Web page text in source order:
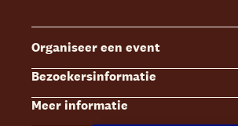
Organiseer een event
Events
Zalenoverzicht
Bezoekersinformatie
Kaartverkoop
Meer informatie